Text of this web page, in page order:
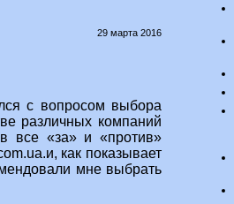
29 марта 2016
с вопросом выбора
различных компаний
все «за» и «против»
как показывает
мне выбрать